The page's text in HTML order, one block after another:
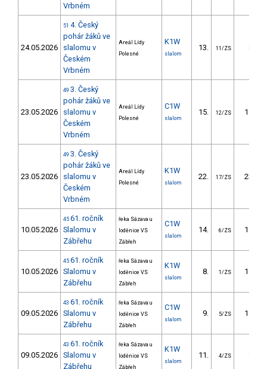
Vrbném
24.05.2026
51 4. Český
pohár žáků ve
slalomu v
Českém
Vrbném
Areál Lídy
Polesné
K1W
slalom
13. 11/ZS 8.44
23.05.2026
49 3. Český
pohár žáků ve
slalomu v
Českém
Vrbném
Areál Lídy
Polesné
C1W
slalom
15. 12/ZS 19.37
23.05.2026
49 3. Český
pohár žáků ve
slalomu v
Českém
Vrbném
Areál Lídy
Polesné
K1W
slalom
22. 17/ZS 23.68
10.05.2026
45 61. ročník
Slalomu v
Zábřehu
řeka Sázava u
loděnice VS
Zábřeh
C1W
slalom
14. 6/ZS 15.60
10.05.2026
45 61. ročník
Slalomu v
Zábřehu
řeka Sázava u
loděnice VS
Zábřeh
K1W
slalom
8. 1/ZS 11.30
09.05.2026
43 61. ročník
Slalomu v
Zábřehu
řeka Sázava u
loděnice VS
Zábřeh
C1W
slalom
9. 5/ZS 14.80
09.05.2026
43 61. ročník
Slalomu v
Zábřehu
řeka Sázava u
loděnice VS
Zábřeh
K1W
slalom
11. 4/ZS 9.50